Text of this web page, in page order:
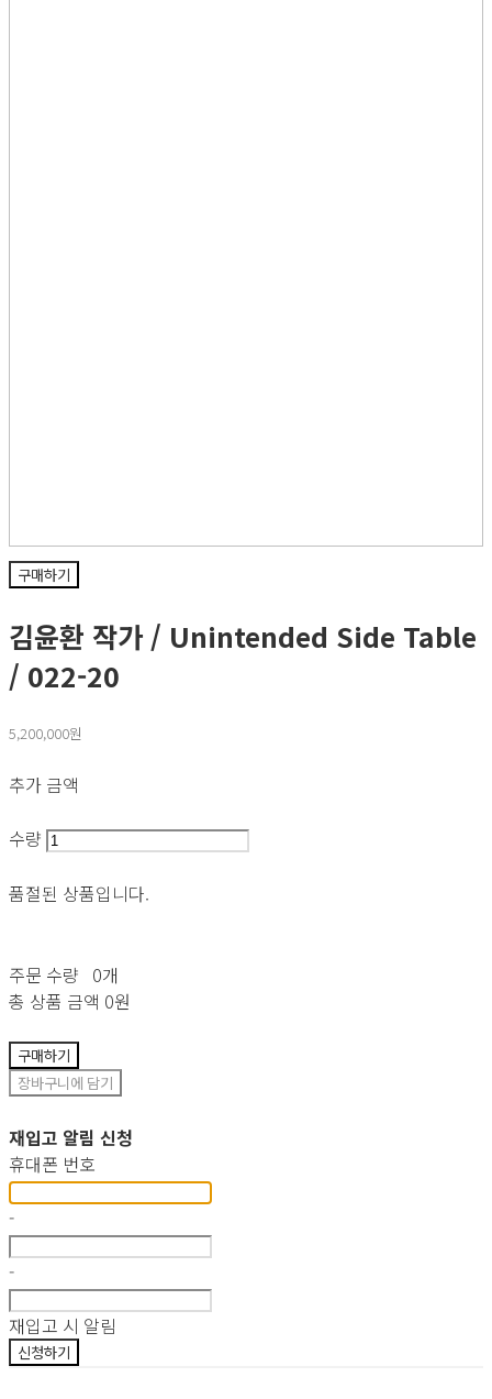
구매하기
김윤환 작가 / Unintended Side Table
/ 022-20
5,200,000원
추가 금액
수량
품절된 상품입니다.
주문 수량 0개
총 상품 금액 0원
구매하기
장바구니에 담기
재입고 알림 신청
휴대폰 번호
-
-
재입고 시 알림
신청하기